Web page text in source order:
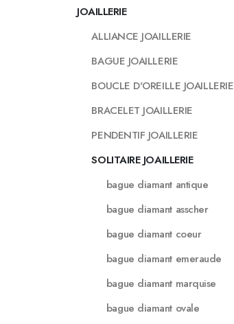
JOAILLERIE
ALLIANCE JOAILLERIE
BAGUE JOAILLERIE
BOUCLE D'OREILLE JOAILLERIE
BRACELET JOAILLERIE
PENDENTIF JOAILLERIE
SOLITAIRE JOAILLERIE
bague diamant antique
bague diamant asscher
bague diamant coeur
bague diamant emeraude
bague diamant marquise
bague diamant ovale